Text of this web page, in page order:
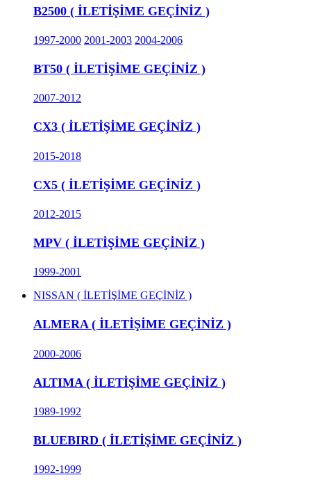
B2500 ( İLETİŞİME GEÇİNİZ )
1997-2000 2001-2003 2004-2006
BT50 ( İLETİŞİME GEÇİNİZ )
2007-2012
CX3 ( İLETİŞİME GEÇİNİZ )
2015-2018
CX5 ( İLETİŞİME GEÇİNİZ )
2012-2015
MPV ( İLETİŞİME GEÇİNİZ )
1999-2001
NISSAN ( İLETİŞİME GEÇİNİZ )
ALMERA ( İLETİŞİME GEÇİNİZ )
2000-2006
ALTIMA ( İLETİŞİME GEÇİNİZ )
1989-1992
BLUEBIRD ( İLETİŞİME GEÇİNİZ )
1992-1999